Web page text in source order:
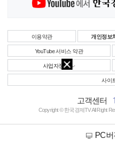
이용약관 개인정보
YouTube 서비스 약관
사업자정보
사이
고객센터
Copyright © 한국경제TV All Right
PC버